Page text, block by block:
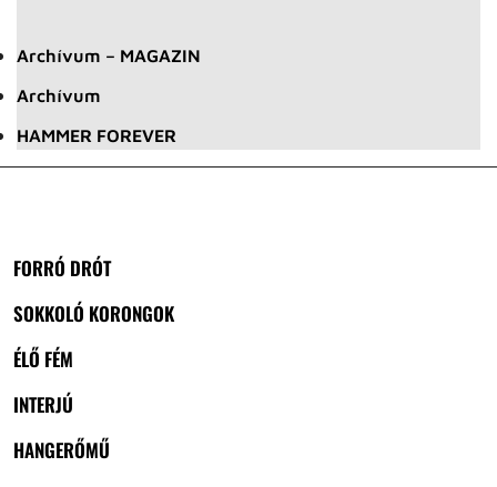
Archívum – MAGAZIN
Archívum
HAMMER FOREVER
FORRÓ DRÓT
SOKKOLÓ KORONGOK
ÉLŐ FÉM
INTERJÚ
HANGERŐMŰ